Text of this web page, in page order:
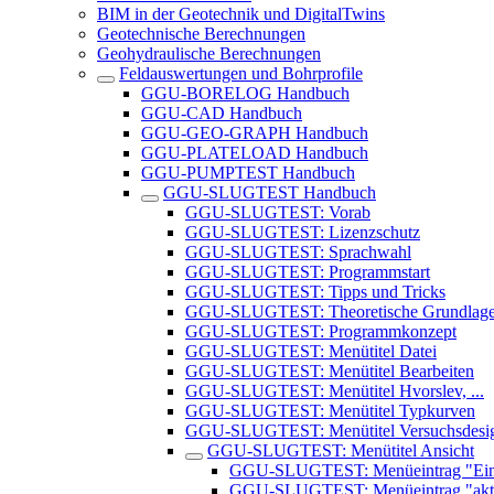
BIM in der Geotechnik und DigitalTwins
Geotechnische Berechnungen
Geohydraulische Berechnungen
Feldauswertungen und Bohrprofile
GGU-BORELOG Handbuch
GGU-CAD Handbuch
GGU-GEO-GRAPH Handbuch
GGU-PLATELOAD Handbuch
GGU-PUMPTEST Handbuch
GGU-SLUGTEST Handbuch
GGU-SLUGTEST: Vorab
GGU-SLUGTEST: Lizenzschutz
GGU-SLUGTEST: Sprachwahl
GGU-SLUGTEST: Programmstart
GGU-SLUGTEST: Tipps und Tricks
GGU-SLUGTEST: Theoretische
GGU-SLUGTEST: Programmkonzept
GGU-SLUGTEST: Menütitel Datei
GGU-SLUGTEST: Menütitel Bearbeiten
GGU-SLUGTEST: Menütitel Hvorslev, ...
GGU-SLUGTEST: Menütitel Typkurven
GGU-SLUGTEST: Menütitel
GGU-SLUGTEST: Menütitel Ansicht
GGU-SLUGTEST: Menüeintrag
GGU-SLUGTEST: Menüeintrag